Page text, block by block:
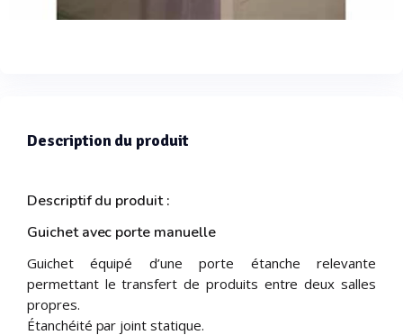
Description du produit
Descriptif du produit :
Guichet avec porte manuelle
Guichet équipé d’une porte étanche relevante
permettant le transfert de produits entre deux salles
propres.
Étanchéité par joint statique.